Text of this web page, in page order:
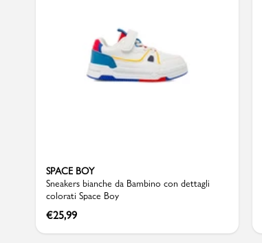
SPACE BOY
Sneakers bianche da Bambino con dettagli
colorati Space Boy
€25,99